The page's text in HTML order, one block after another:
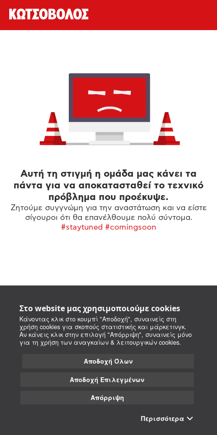
Στο website μας χρησιμοποιούμε cookies
Κάνοντας κλικ στο κουμπί "Αποδοχή", συναινείς στη
χρήση cookies για σκοπούς στατιστικής και μάρκετινγκ.
Αν κάνεις κλικ στην επιλογή "Απόρριψη", συναινείς μόνο
για τη χρήση των αναγκαίων & λειτουργικών cookies.
Αποδοχή Όλων
Αποδοχή Επιλεγμένων
Απόρριψη
Περισσότερα
Αυτή τη στιγμή η ομάδα μας κάνει τα
πάντα για να αποκατασταθεί το τεχνικό
πρόβλημα που προέκυψε.
Ζητούμε συγγνώμη για την αναστάτωση και να είστε
σίγουροι ότι θα επανέλθουμε πολύ σύντομα.
#staytuned #comingsoon